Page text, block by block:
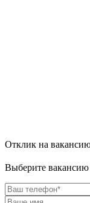
Отклик на
Выберите вакансию